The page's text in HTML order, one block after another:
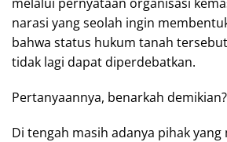
narasi yang seolah ingin
bahwa status hukum tanah
tidak lagi dapat diperdebatkan.
Pertanyaannya, benarkah demikian?
Di tengah masih adanya pihak yang